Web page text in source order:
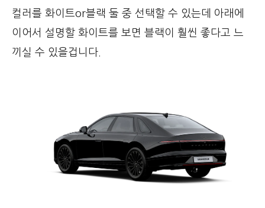
컬러를 화이트or블랙 둘 중 선택할 수 있는데 아래에
이어서 설명할 화이트를 보면 블랙이 훨씬 좋다고 느
끼실 수 있을겁니다.